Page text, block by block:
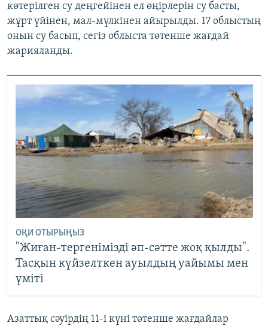
көтерілген су деңгейінен ел өңірлерін су басты,
жұрт үйінен, мал-мүлкінен айырылды. 17 облыстың
онын су басып, сегіз облыста төтенше жағдай
жарияланды.
ОҚИ ОТЫРЫҢЫЗ
"Жиған-тергенімізді әп-сәтте жоқ қылды".
Тасқын күйзелткен ауылдың уайымы мен
үміті
Азаттық сәуірдің 11-і күні төтенше жағдайлар